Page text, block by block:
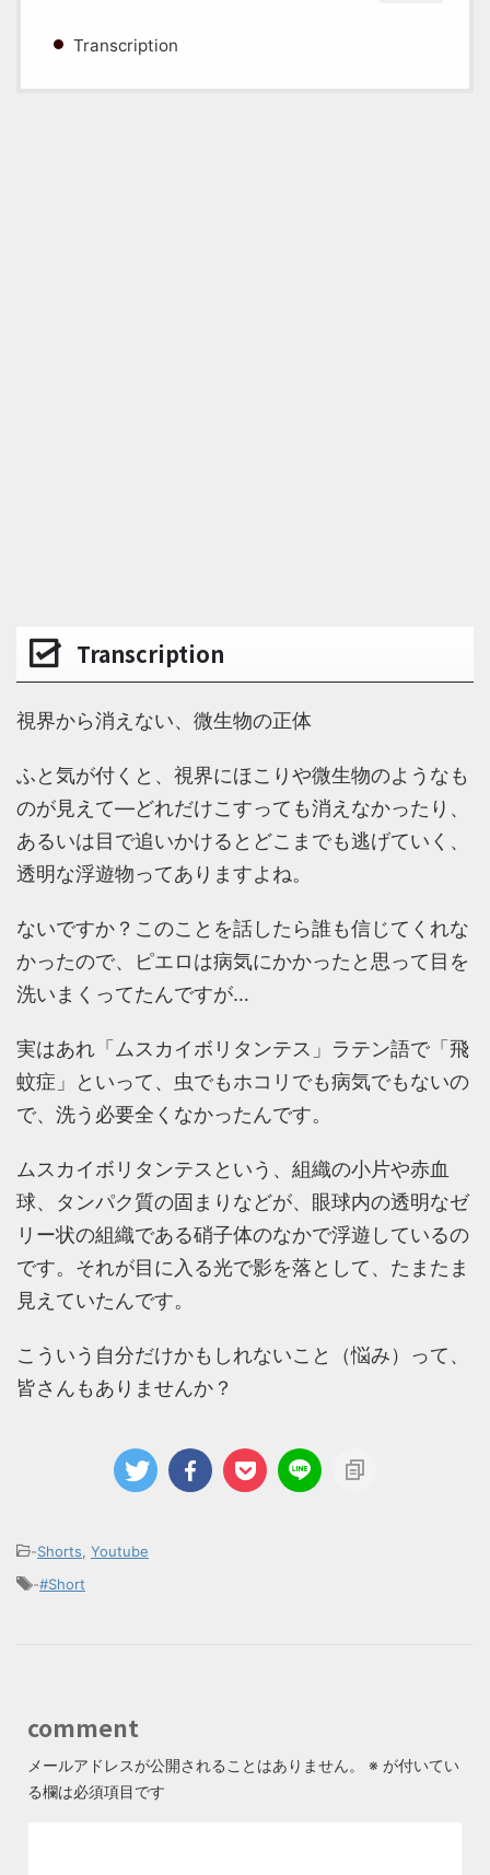
Transcription
Transcription
視界から消えない、微生物の正体
ふと気が付くと、視界にほこりや微生物のようなも
のが見えて―どれだけこすっても消えなかったり、
あるいは目で追いかけるとどこまでも逃げていく、
透明な浮遊物ってありますよね。
ないですか？このことを話したら誰も信じてくれな
かったので、ピエロは病気にかかったと思って目を
洗いまくってたんですが…
実はあれ「ムスカイボリタンテス」ラテン語で「飛
蚊症」といって、虫でもホコリでも病気でもないの
で、洗う必要全くなかったんです。
ムスカイボリタンテスという、組織の小片や赤血
球、タンパク質の固まりなどが、眼球内の透明なゼ
リー状の組織である硝子体のなかで浮遊しているの
です。それが目に入る光で影を落として、たまたま
見えていたんです。
こういう自分だけかもしれないこと（悩み）って、
皆さんもありませんか？
-Shorts Youtube
-#Short
comment
メールアドレスが公開されることはありません。 ※ が付いてい
る欄は必須項目です